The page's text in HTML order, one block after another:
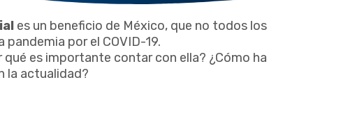
es un beneficio de México, que no todos los
por el COVID-19.
qué es importante contar con ella? ¿Cómo ha
la actualidad?